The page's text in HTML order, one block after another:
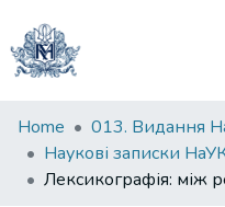
Communities
&
Collections
Home
013. Видання
Наукові записки